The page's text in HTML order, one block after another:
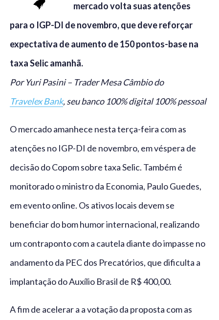
mercado volta suas atenções
para o IGP-DI de novembro, que deve reforçar
expectativa de aumento de 150 pontos-base na
taxa Selic amanhã.
Por Yuri Pasini – Trader Mesa Câmbio do
Travelex Bank, seu banco 100% digital 100% pessoal
O mercado amanhece nesta terça-feira com as
atenções no IGP-DI de novembro, em véspera de
decisão do Copom sobre taxa Selic. Também é
monitorado o ministro da Economia, Paulo Guedes,
em evento online. Os ativos locais devem se
beneficiar do bom humor internacional, realizando
um contraponto com a cautela diante do impasse no
andamento da PEC dos Precatórios, que dificulta a
implantação do Auxílio Brasil de R$ 400,00.
A fim de acelerar a a votação da proposta com as